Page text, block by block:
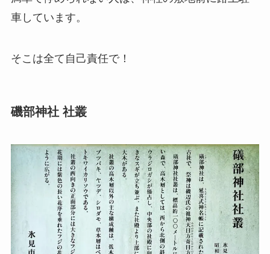
車しています。
そこは全て自己責任で！
磯部神社 社叢